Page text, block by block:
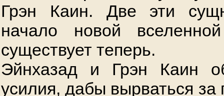
Грэн Каин. Две эти
начало новой
существует теперь.
Эйнхазад и Грэн Каин
усилия, дабы вырваться